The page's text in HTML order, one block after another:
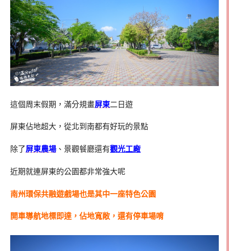
這個周末假期，滿分規畫屏東二日遊
屏東佔地超大，從北到南都有好玩的景點
除了屏東農場 、景觀餐廳還有觀光工廠
近期就連屏東的公園都非常強大呢
南州環保共融遊戲場也是其中一座特色公園
開車導航地標即達，佔地寬敞，還有停車場唷